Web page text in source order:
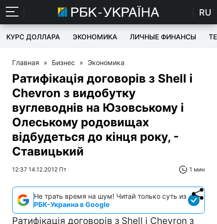
RU
КУРС ДОЛЛАРА ЭКОНОМИКА ЛИЧНЫЕ ФИНАНСЫ
Главная » Бизнес » Экономика
Ратифікація договорів з Shell і
Chevron з видобутку
вуглеводнів на Юзовському і
Олеському родовищах
відбудеться до кінця року, -
Ставицький
12:37 14.12.2012 Пт 1 мин
Не трать время на шум! Читай только суть из
РБК-Украина в Google
Ратифікація договорів з Shell і Chevron з